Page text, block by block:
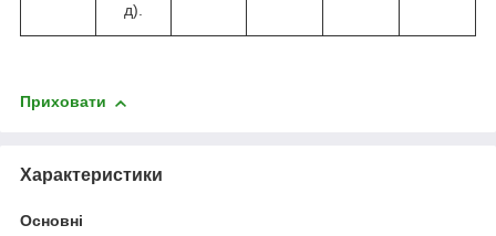
д).
Приховати
Характеристики
Основні